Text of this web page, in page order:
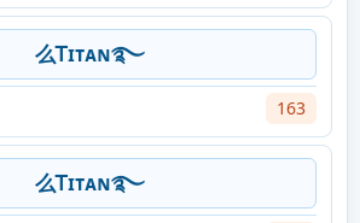
么Ꭲɪᴛᴀɴ࿐
163
么Ꭲɪᴛᴀɴ࿐